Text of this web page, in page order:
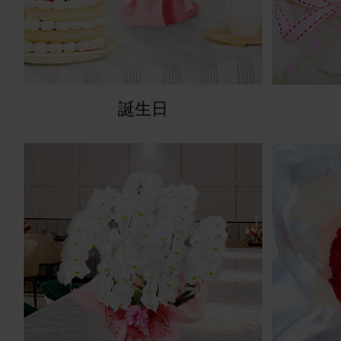
ブルーミーユーザーさん
用途：
お悔やみ
父の命日に
とても上品で思っていた通りのアレン
いました。また来年もお願いします。
【お悔やみ・お供えの花】アレンジメ
誕生日